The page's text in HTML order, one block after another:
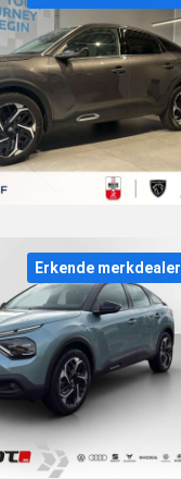
Erkende merkdealer